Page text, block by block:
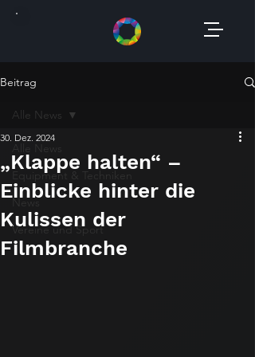
Beitrag
Alle News
Equipment & Techniken
News
Vereine und Sport
Alle News
„Klappe halten“ –
Einblicke hinter die
Kulissen der
Filmbranche
30. Dez. 2024